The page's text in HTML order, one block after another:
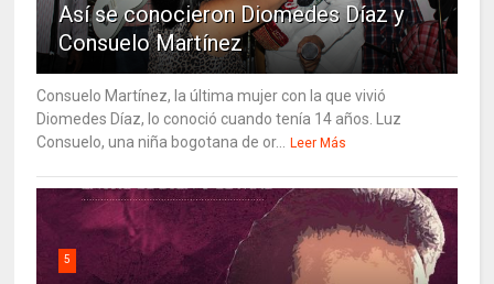
Así se conocieron Diomedes Díaz y
Consuelo Martínez
Consuelo Martínez, la última mujer con la que vivió
Diomedes Díaz, lo conoció cuando tenía 14 años. Luz
Consuelo, una niña bogotana de or... Leer Más
5